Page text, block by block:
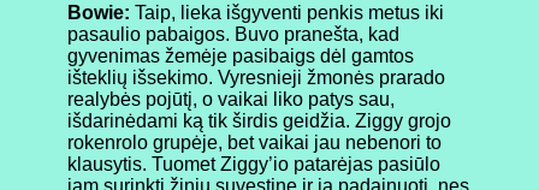
Bowie: Taip, lieka išgyventi penkis metus iki
pasaulio pabaigos. Buvo pranešta, kad
gyvenimas žemėje pasibaigs dėl gamtos
išteklių išsekimo. Vyresnieji žmonės prarado
realybės pojūtį, o vaikai liko patys sau,
išdarinėdami ką tik širdis geidžia. Ziggy grojo
rokenrolo grupėje, bet vaikai jau nebenori to
klausytis. Tuomet Ziggy’io patarėjas pasiūlo
jam surinkti žinių suvestinę ir ją padainuoti, nes